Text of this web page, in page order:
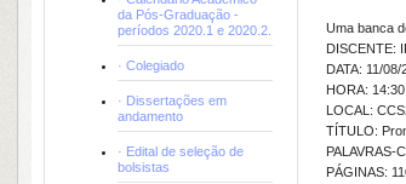
da Pós-Graduação -
períodos 2020.1 e 2020.2.
· Colegiado
· Dissertações em
andamento
· Edital de seleção de
bolsistas
Uma banca
DISCENTE:
DATA: 11/08/
HORA: 14:30
LOCAL:
TÍTULO:
PALAVRAS-
PÁGINAS: